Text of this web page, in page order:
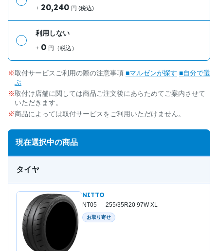
+ 20,240 円 (税込)
利用しない
+ 0 円（税込）
取付サービスご利用の際の注意事項 ■マルゼンが探す ■自分で選
ぶ
取付け店舗に関しては商品ご注文後にあらためてご案内させて
いただきます。
商品によっては取付サービスをご利用いただけません。
現在選択中の商品
タイヤ
NITTO
NT05 255/35R20 97W XL
お取り寄せ